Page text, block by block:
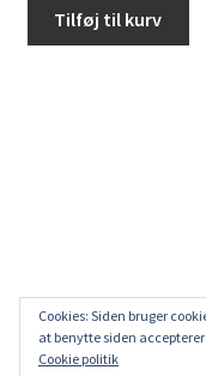
Tilføj til kurv
Cookies: Siden bruger
at benytte siden
Cookie politik